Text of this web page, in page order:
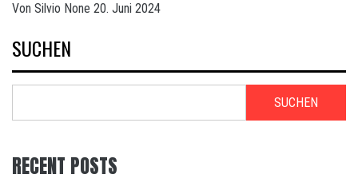
Von Silvio None 20. Juni 2024
SUCHEN
SUCHEN
RECENT POSTS